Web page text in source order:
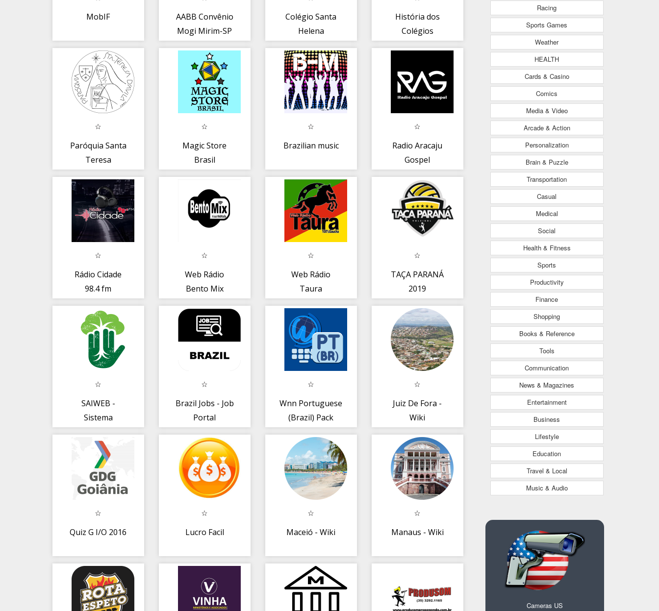
MobIF
AABB Convênio
Mogi Mirim-SP
Colégio Santa
Helena
História dos
Colégios
Paróquia Santa
Teresa
Magic Store
Brasil
Brazilian music
Radio Aracaju
Gospel
Rádio Cidade
98.4 fm
Web Rádio
Bento Mix
Web Rádio
Taura
TAÇA PARANÁ
2019
SAIWEB -
Sistema
Indicadores
Brazil Jobs - Job
Portal
Wnn Portuguese
(Brazil) Pack
Juiz De Fora -
Wiki
Quiz G I/O 2016 Lucro Facil Maceió - Wiki Manaus - Wiki
Racing
Sports Games
Weather
HEALTH
Cards & Casino
Comics
Media & Video
Arcade & Action
Personalization
Brain & Puzzle
Transportation
Casual
Medical
Social
Health & Fitness
Sports
Productivity
Finance
Shopping
Books & Reference
Tools
Communication
News & Magazines
Entertainment
Business
Lifestyle
Education
Travel & Local
Music & Audio
Cameras US